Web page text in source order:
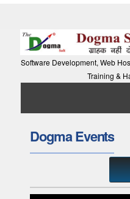
Software Development, Web
Training &
Dogma Events